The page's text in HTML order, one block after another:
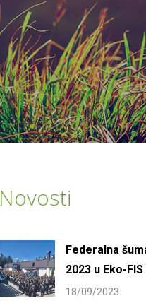
Novosti
Federalna
2023 u Eko-
18/09/2023